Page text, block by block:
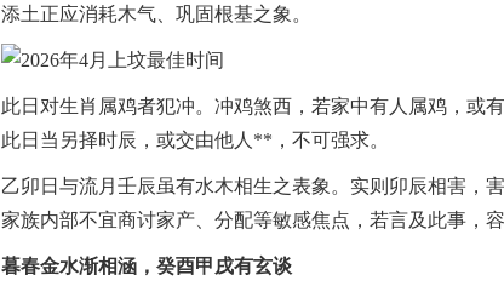
添土正应消耗木气、巩固根基之象。
此日对生肖属鸡者犯冲。冲鸡煞西，若家中有人属鸡，或
此日当另择时辰，或交由他人**，不可强求。
乙卯日与流月壬辰虽有水木相生之表象。实则卯辰相害，
家族内部不宜商讨家产、分配等敏感焦点，若言及此事，
暮春金水渐相涵，癸酉甲戌有玄谈